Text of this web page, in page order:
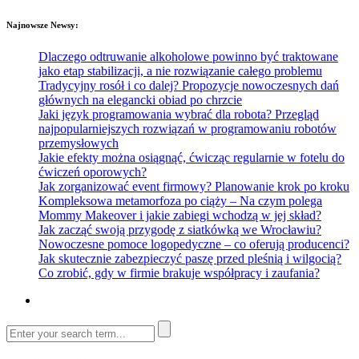
Najnowsze Newsy:
Dlaczego odtruwanie alkoholowe powinno być traktowane
jako etap stabilizacji, a nie rozwiązanie całego problemu
Tradycyjny rosół i co dalej? Propozycje nowoczesnych dań
głównych na elegancki obiad po chrzcie
Jaki język programowania wybrać dla robota? Przegląd
najpopularniejszych rozwiązań w programowaniu robotów
przemysłowych
Jakie efekty można osiągnąć, ćwicząc regularnie w fotelu do
ćwiczeń oporowych?
Jak zorganizować event firmowy? Planowanie krok po kroku
Kompleksowa metamorfoza po ciąży – Na czym polega
Mommy Makeover i jakie zabiegi wchodzą w jej skład?
Jak zacząć swoją przygodę z siatkówką we Wrocławiu?
Nowoczesne pomoce logopedyczne – co oferują producenci?
Jak skutecznie zabezpieczyć paszę przed pleśnią i wilgocią?
Co zrobić, gdy w firmie brakuje współpracy i zaufania?